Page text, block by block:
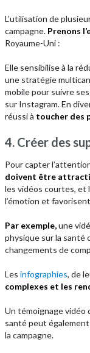
L’utilisation de
campagne. Prenons
Royaume-Uni :
Elle sensibilise à la
une stratégie
mobile pour suivre
sur Instagram. En
réussi à toucher des
4. Créer des
Pour capter
doivent être
les vidéos courtes,
l’émotion et
Par exemple,une
physique sur la santé
changements de
Les infographies, de
complexes et les
Un témoignage vidéo
santé peut
la campagne.